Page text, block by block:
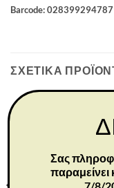
Barcode: 028399294787
ΣΧΕΤΙΚΆ
Σας
παραμείνει